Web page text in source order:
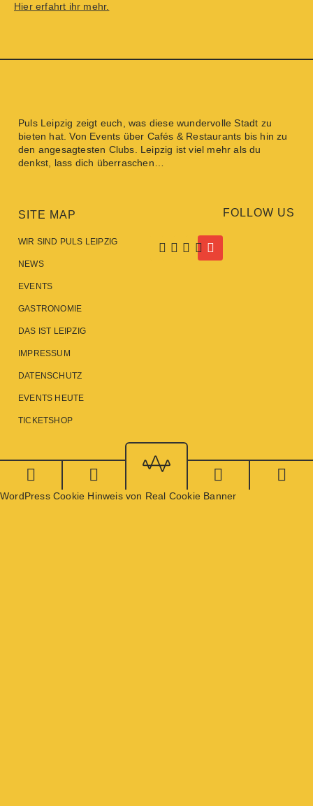
Hier erfahrt ihr mehr.
Puls Leipzig zeigt euch, was diese wundervolle Stadt zu
bieten hat. Von Events über Cafés & Restaurants bis hin zu
den angesagtesten Clubs . Leipzig ist viel mehr als du
denkst, lass dich überraschen…
SITE MAP
WIR SIND PULS LEIPZIG
NEWS
EVENTS
GASTRONOMIE
DAS IST LEIPZIG
IMPRESSUM
DATENSCHUTZ
EVENTS HEUTE
TICKETSHOP
FOLLOW US
WordPress Cookie Hinweis von Real Cookie Banner